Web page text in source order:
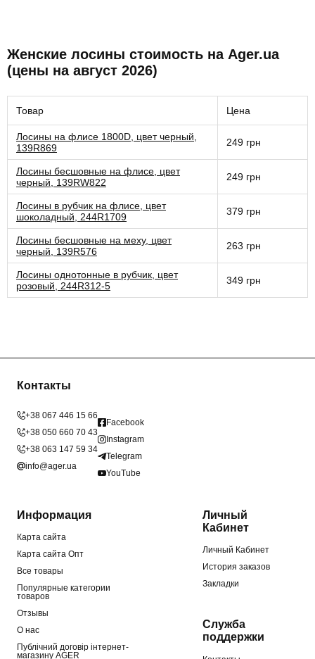
Женские лосины стоимость на Ager.ua
(цены на август 2026)
Товар Цена
Лосины на флисе 1800D, цвет черный,
139R869
249 грн
Лосины бесшовные на флисе, цвет
черный, 139RW822
249 грн
Лосины в рубчик на флисе, цвет
шоколадный, 244R1709
379 грн
Лосины бесшовные на меху, цвет
черный, 139R576
263 грн
Лосины однотонные в рубчик, цвет
розовый, 244R312-5
349 грн
Контакты
+38 067 446 15 66
+38 050 660 70 43
+38 063 147 59 34
info@ager.ua
Facebook
Instagram
Telegram
YouTube
Информация
Карта сайта
Карта сайта Опт
Все товары
Популярные категории
товаров
Отзывы
О нас
Публічний договір інтернет-
магазину AGER
Личный
Кабинет
Личный Кабинет
История заказов
Закладки
Служба
поддержки